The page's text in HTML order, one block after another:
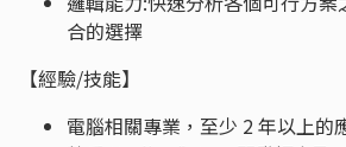
合的選擇
【經驗/技能】
電腦相關專業，至少 2 年以上的